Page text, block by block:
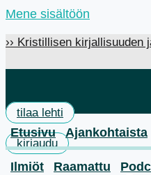
Mene sisältöön
›› Kristillisen kirjallisuuden
tilaa lehti
kirjaudu
Etusivu Ajankohtaista
Ilmiöt Raamattu